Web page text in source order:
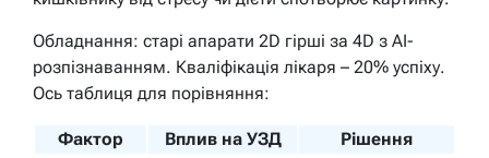
Обладнання: старі апарати 2D гірші за 4D з AI-
розпізнаванням. Кваліфікація лікаря – 20% успіху.
Ось таблиця для порівняння:
Фактор Вплив на УЗД
Рішення